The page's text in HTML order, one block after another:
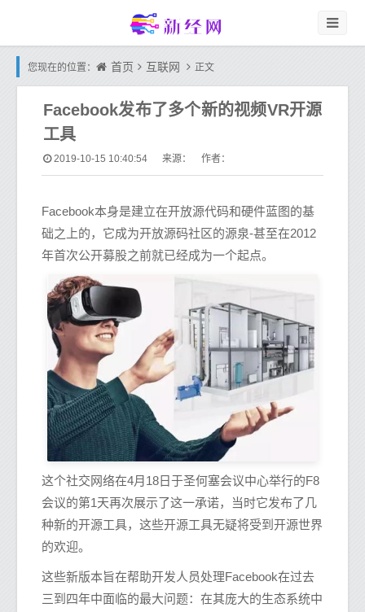
您现在的位置： 首页 互联网 正文
Facebook发布了多个新的视频VR开源
工具
2019-10-15 10:40:54 来源： 作者：
Facebook本身是建立在开放源代码和硬件蓝图的基
础之上的，它成为开放源码社区的源泉-甚至在2012
年首次公开募股之前就已经成为一个起点。
这个社交网络在4月18日于圣何塞会议中心举行的F8
会议的第1天再次展示了这一承诺，当时它发布了几
种新的开源工具，这些开源工具无疑将受到开源世界
的欢迎。
这些新版本旨在帮助开发人员处理Facebook在过去
三到四年中面临的最大问题：在其庞大的生态系统中